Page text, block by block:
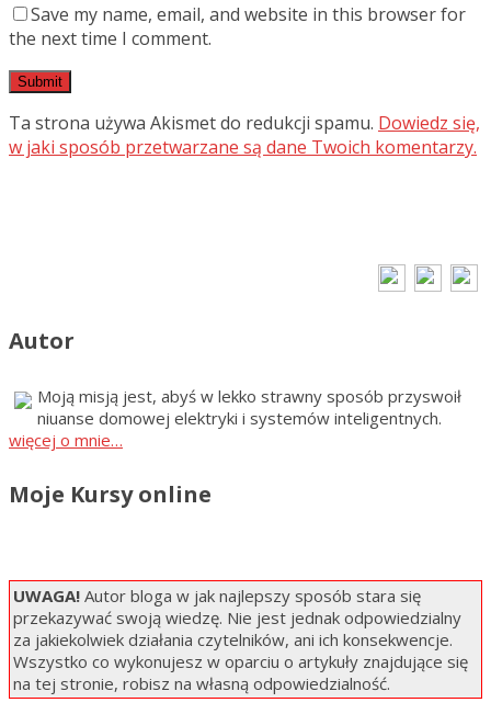
Save my name, email, and website in this browser for
the next time I comment.
Ta strona używa Akismet do redukcji spamu. Dowiedz się,
w jaki sposób przetwarzane są dane Twoich komentarzy.
Autor
Moją misją jest, abyś w lekko strawny sposób przyswoił
niuanse domowej elektryki i systemów inteligentnych.
więcej o mnie…
Moje Kursy online
UWAGA! Autor bloga w jak najlepszy sposób stara się
przekazywać swoją wiedzę. Nie jest jednak odpowiedzialny
za jakiekolwiek działania czytelników, ani ich konsekwencje.
Wszystko co wykonujesz w oparciu o artykuły znajdujące się
na tej stronie, robisz na własną odpowiedzialność.